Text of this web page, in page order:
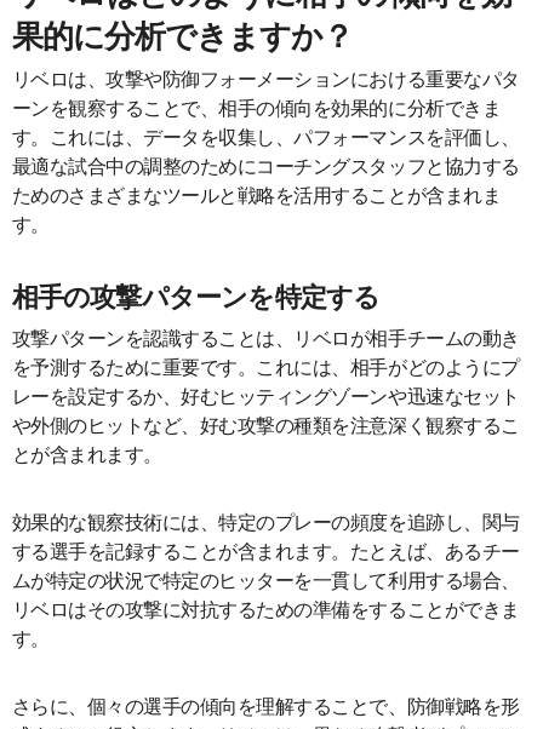
果的に分析できますか？
リベロは、攻撃や防御フォーメーションにおける重要なパタ
ーンを観察することで、相手の傾向を効果的に分析できま
す。これには、データを収集し、パフォーマンスを評価し、
最適な試合中の調整のためにコーチングスタッフと協力する
ためのさまざまなツールと戦略を活用することが含まれま
す。
相手の攻撃パターンを特定する
攻撃パターンを認識することは、リベロが相手チームの動き
を予測するために重要です。これには、相手がどのようにプ
レーを設定するか、好むヒッティングゾーンや迅速なセット
や外側のヒットなど、好む攻撃の種類を注意深く観察するこ
とが含まれます。
効果的な観察技術には、特定のプレーの頻度を追跡し、関与
する選手を記録することが含まれます。たとえば、あるチー
ムが特定の状況で特定のヒッターを一貫して利用する場合、
リベロはその攻撃に対抗するための準備をすることができま
す。
さらに、個々の選手の傾向を理解することで、防御戦略を形